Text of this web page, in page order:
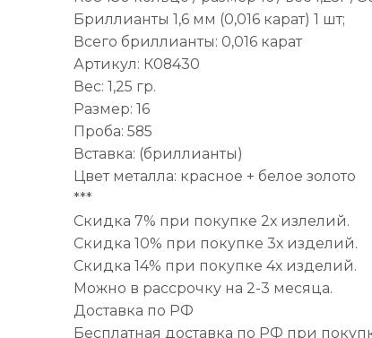
Бриллианты 1,6 мм (0,016 карат) 1 шт;
Всего бриллианты: 0,016 карат
Артикул: К08430
Вес: 1,25 гр.
Размер: 16
Проба: 585
Вставка: (бриллианты)
Цвет металла: красное + белое золото
***
Скидка 7% при покупке 2х излелий.
Скидка 10% при покупке 3х изделий.
Скидка 14% при покупке 4х изделий.
Можно в рассрочку на 2-3 месяца.
Доставка по РФ
Бесплатная доставка по РФ при